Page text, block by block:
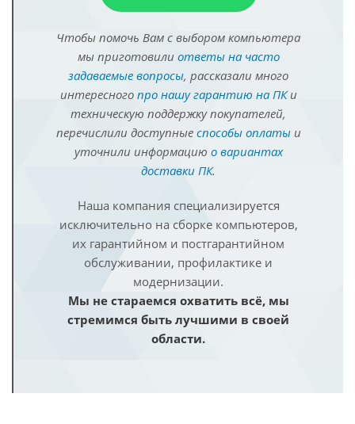
Чтобы помочь Вам с выбором компьютера
мы приготовили ответы на часто
задаваемые вопросы, рассказали много
интересного про нашу гарантию на ПКи
техническую поддержку покупателей,
перечислили доступные способы оплатыи
уточнили информацию о вариантах
доставки ПК.
Наша компания специализируется
исключительно на сборке компьютеров,
их гарантийном и постгарантийном
обслуживании, профилактике и
модернизации.
Мы не стараемся охватить всё, мы
стремимся быть лучшими в своей
области.